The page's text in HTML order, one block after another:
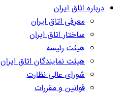
درباره اتاق ایران
معرفی اتاق ایران
ساختار اتاق ایران
هیئت رئیسه
هیئت نمایندگان اتاق ایران
شورای عالی نظارت
قوانین و مقررات